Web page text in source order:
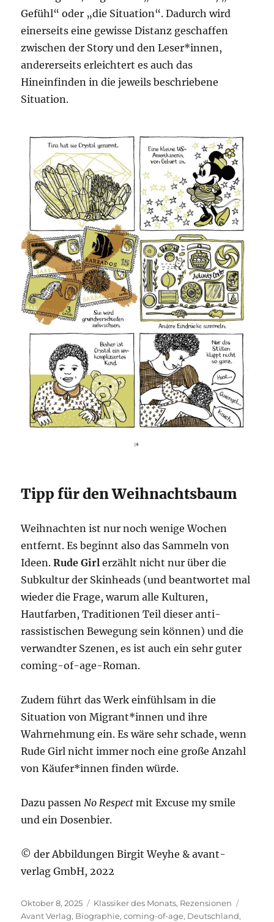
Gefühl“ oder „die Situation“. Dadurch wird
einerseits eine gewisse Distanz geschaffen
zwischen der Story und den Leser*innen,
andererseits erleichtert es auch das
Hineinfinden in die jeweils beschriebene
Situation.
Tipp für den Weihnachtsbaum
Weihnachten ist nur noch wenige Wochen
entfernt. Es beginnt also das Sammeln von
Ideen.Rude Girl erzählt nicht nur über die
Subkultur der Skinheads (und beantwortet mal
wieder die Frage, warum alle Kulturen,
Hautfarben, Traditionen Teil dieser anti-
rassistischen Bewegung sein können) und die
verwandter Szenen, es ist auch ein sehr guter
coming-of-age-Roman.
Zudem führt das Werk einfühlsam in die
Situation von Migrant*innen und ihre
Wahrnehmung ein. Es wäre sehr schade, wenn
Rude Girl nicht immer noch eine große Anzahl
von Käufer*innen finden würde.
Dazu passenNo Respect mit Excuse my smile
und ein Dosenbier.
© der Abbildungen Birgit Weyhe & avant-
verlag GmbH, 2022
Veröffentlicht
am
Oktober 8, 2025 Kategorien
Klassiker des Monats, Rezensionen
Avant Verlag, Biographie,coming-of-age, Deutschland,